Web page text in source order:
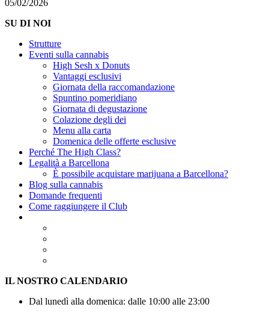
05/02/2026
SU DI NOI
Strutture
Eventi sulla cannabis
High Sesh x Donuts
Vantaggi esclusivi
Giornata della raccomandazione
Spuntino pomeridiano
Giornata di degustazione
Colazione degli dei
Menu alla carta
Domenica delle offerte esclusive
Perché The High Class?
Legalità a Barcellona
È possibile acquistare marijuana a Barcellona?
Blog sulla cannabis
Domande frequenti
Come raggiungere il Club
IL NOSTRO CALENDARIO
Dal lunedì alla domenica: dalle 10:00 alle 23:00